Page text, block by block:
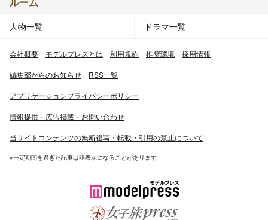
人物一覧 ドラマ一覧
会社概要 モデルプレスとは 利用規約 推奨環境 採用情報
編集部からのお知らせ RSS一覧
アプリケーションプライバシーポリシー
情報提供・広告掲載・お問い合わせ
当サイトコンテンツの無断複写・転載・引用の禁止について
※一定期間を過ぎた記事は非表示になることがあります